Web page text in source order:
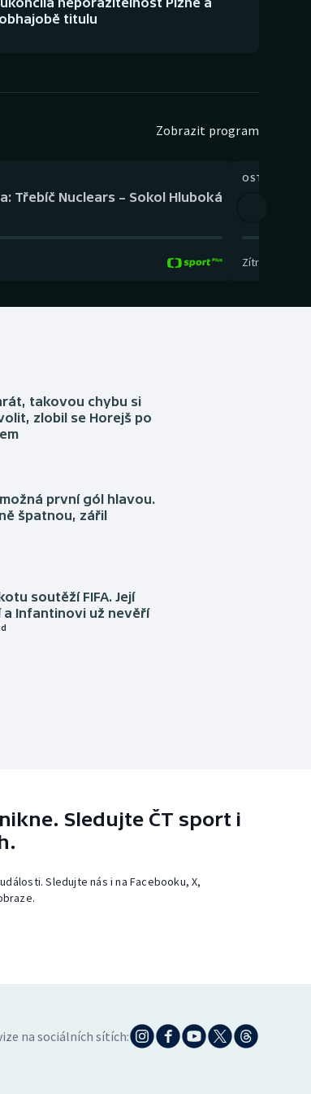
titulu
Zobrazit program
Třebíč Nuclears – Sokol Hluboká
OSTATNÍ
Zítra
takovou chybu si
zlobil se Horejš po
první gól hlavou.
špatnou, zářil
soutěží FIFA. Její
a Infantinovi už nevěří
Sledujte ČT sport i
Sledujte nás i na Facebooku, X,
na sociálních sítích: